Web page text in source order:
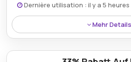
Dernière utilisation : il y a 5 heures
Mehr Details
Kunden können eine
für Philips-Rasierer mit